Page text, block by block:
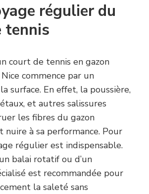
régulier du
tennis
court de tennis en gazon
commence par un
surface. En effet, la poussière,
et autres salissures
les fibres du gazon
à sa performance. Pour
régulier est indispensable.
balai rotatif ou d’un
est recommandée pour
la saleté sans